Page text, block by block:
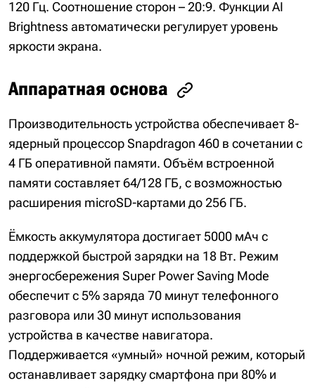
120 Гц. Соотношение сторон – 20:9. Функции AI
Brightness автоматически регулирует уровень
яркости экрана.
Аппаратная основа
Производительность устройства обеспечивает 8-
ядерный процессор Snapdragon 460 в сочетании с
4 ГБ оперативной памяти. Объём встроенной
памяти составляет 64/128 ГБ, с возможностью
расширения microSD-картами до 256 ГБ.
Ёмкость аккумулятора достигает 5000 мАч с
поддержкой быстрой зарядки на 18 Вт. Режим
энергосбережения Super Power Saving Mode
обеспечит с 5% заряда 70 минут телефонного
разговора или 30 минут использования
устройства в качестве навигатора.
Поддерживается «умный» ночной режим, который
останавливает зарядку смартфона при 80% и